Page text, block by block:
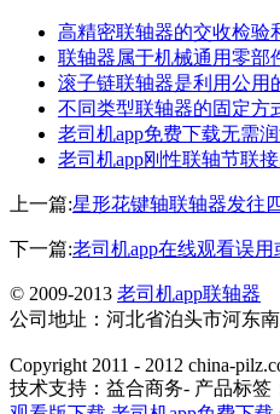
高精密联轴器的交收检验
联轴器属于机械通用零部
滚子链联轴器是利用公用
不同类型联轴器的固定方
老司机app免费下载无需
老司机app刚性联轴节联
上一篇:星形花键轴联轴器发往
下一篇:老司机app在线观看误
© 2009-2013 老司机app联轴器
公司地址：河北省泊头市河东
Copyright 2011 - 2012 china-
技术支持：益合商务- 产品标签